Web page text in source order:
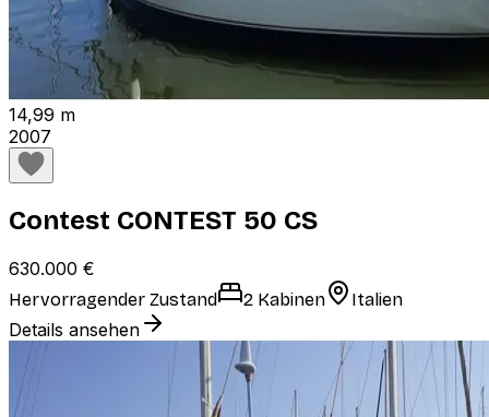
14,99 m
2007
Contest CONTEST 50 CS
630.000 €
Hervorragender Zustand 2 Kabinen Italien
Details ansehen